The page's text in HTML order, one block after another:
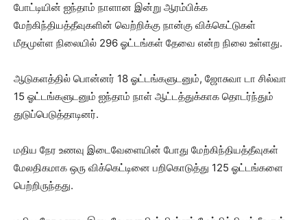
போட்டியின் ஐந்தாம் நாளான இன்று ஆரம்பிக்க
மேற்கிந்தியத்தீவுகளின் வெற்றிக்கு நான்கு விக்கெட்டுகள்
மீதமுள்ள நிலையில் 296 ஓட்டங்கள் தேவை என்ற நிலை உள்ளது.
ஆடுகளத்தில் பொன்னர் 18 ஓட்டங்களுடனும், ஜோசுவா டா சில்வா
15 ஓட்டங்களுடனும் ஐந்தாம் நாள் ஆட்டத்துக்காக தொடர்ந்தும்
துடுப்பெடுத்தாடினர்.
மதிய நேர உணவு இடைவேளையின் போது மேற்கிந்தியத்தீவுகள்
மேலதிகமாக ஒரு விக்கெட்டினை பறிகொடுத்து 125 ஓட்டங்களை
பெற்றிருந்தது.